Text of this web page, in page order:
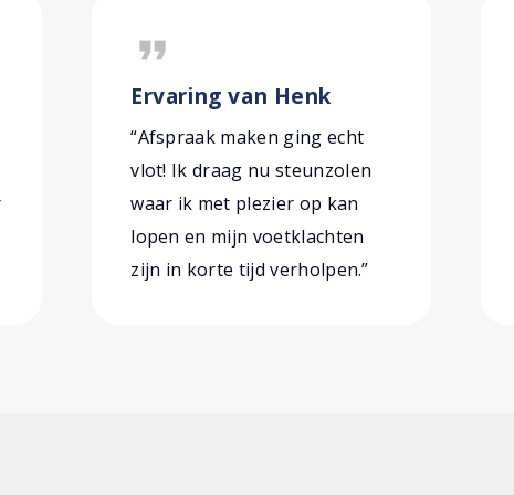
format_quote
Ervaring van Henk
“Afspraak maken ging echt
vlot! Ik draag nu steunzolen
waar ik met plezier op kan
lopen en mijn voetklachten
zijn in korte tijd verholpen.”